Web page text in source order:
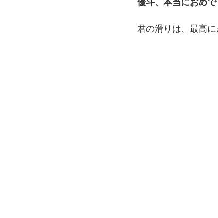
優斗、本当におめで
君の滑りは、最高に